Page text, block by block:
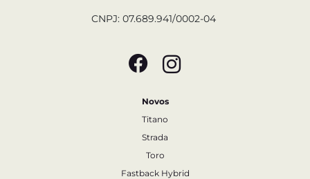
CNPJ: 07.689.941/0002-04
Novos
Titano
Strada
Toro
Fastback Hybrid